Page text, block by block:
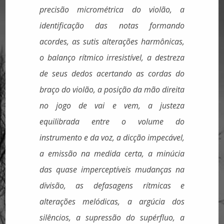
precisão micrométrica do violão, a
identificação das notas formando
acordes, as sutis alterações harmônicas,
o balanço rítmico irresistível, a destreza
de seus dedos acertando as cordas do
braço do violão, a posição da mão direita
no jogo de vai e vem, a justeza
equilibrada entre o volume do
instrumento e da voz, a dicção impecável,
a emissão na medida certa, a minúcia
das quase imperceptíveis mudanças na
divisão, as defasagens rítmicas e
alterações melódicas, a argúcia dos
silêncios, a supressão do supérfluo, a